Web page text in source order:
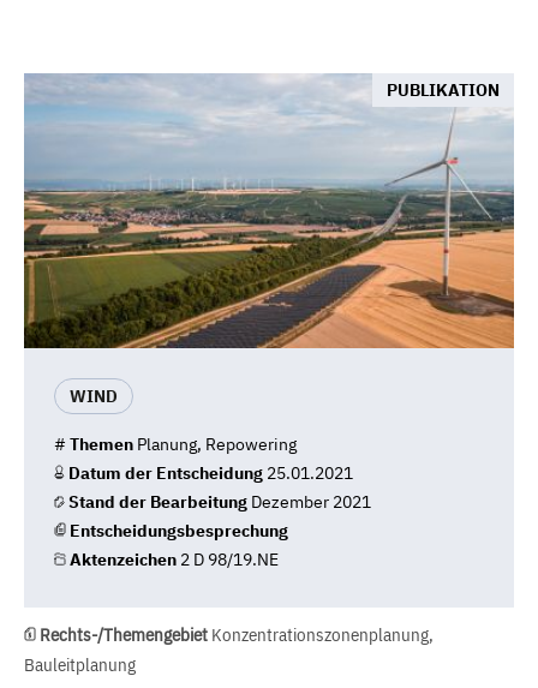
PUBLIKATION
WIND
# Themen Planung, Repowering
Datum der Entscheidung 25.01.2021
Stand der Bearbeitung Dezember 2021
Entscheidungsbesprechung
Aktenzeichen 2 D 98/19.NE
Rechts-/Themengebiet Konzentrationszonenplanung,
Bauleitplanung